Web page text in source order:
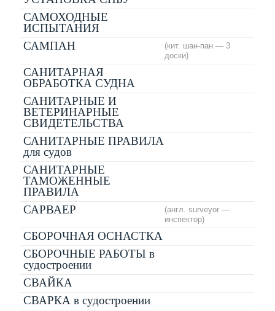
САМОХОДНЫЕ
ИСПЫТАНИЯ
САМПАН
(кит. шан-пан — 3
доски)
САНИТАРНАЯ
ОБРАБОТКА СУДНА
САНИТАРНЫЕ И
ВЕТЕРИНАРНЫЕ
СВИДЕТЕЛЬСТВА
САНИТАРНЫЕ ПРАВИЛА
для судов
САНИТАРНЫЕ
ТАМОЖЕННЫЕ
ПРАВИЛА
САРВАЕР
(англ. surveyor —
инспектор)
СБОРОЧНАЯ ОСНАСТКА
СБОРОЧНЫЕ РАБОТЫ в
судостроении
СВАЙКА
СВАРКА в судостроении